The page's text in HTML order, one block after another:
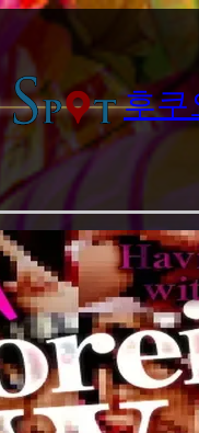
후쿠